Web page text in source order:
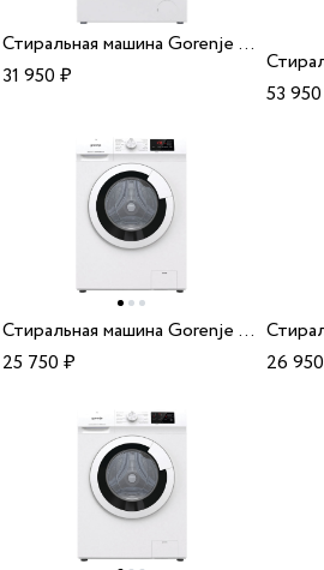
Стиральная машина Gorenje W2NHPI62SCS
31 950₽
53
Стиральная машина Gorenje WHE60SFS
25 750₽
26